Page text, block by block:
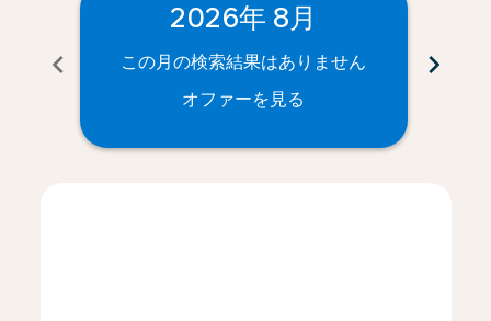
chevron_left
2026年 8月
この月の検索結果はありません
オファーを見る
chevron_right